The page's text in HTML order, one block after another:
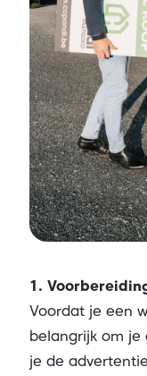
1.
Voordat je een
belangrijk om
je de